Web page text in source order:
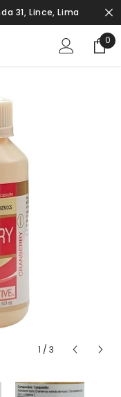
31, Lince, Lima
0
0
1 / 3